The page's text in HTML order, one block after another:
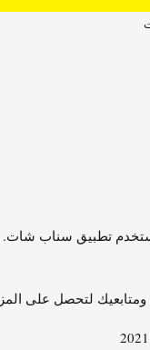
تطبيق سناب
لتحصل على